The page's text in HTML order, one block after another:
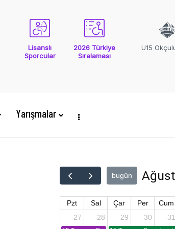
Lisanslı
Sporcular
2026 Türkiye
Sıralaması
U15
Yarışmalar
bugün
Pzt Sal Çar Per Cum
27
28 29 30 31